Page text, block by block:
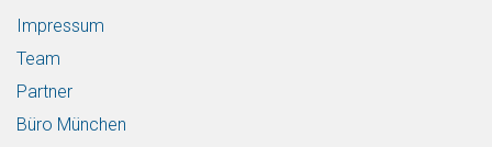
Impressum
Team
Partner
Büro München